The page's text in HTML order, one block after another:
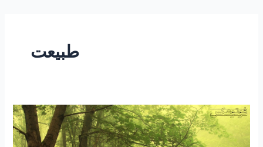
طبیعت
۶۳
-تصاویر
زیبای